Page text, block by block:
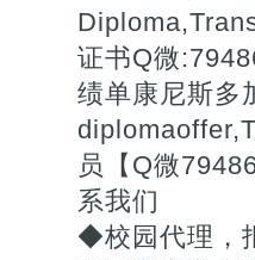
证书Q微
绩单康尼斯多
员【Q微
系我们
◆校园代理，